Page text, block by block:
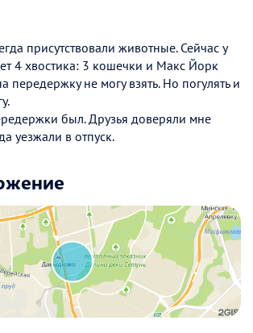
присутствовали животные. Сейчас у
4 хвостика: 3 кошечки и Макс Йорк
передержку не могу взять. Но погулять и
был. Друзья доверяли мне
уезжали в отпуск.